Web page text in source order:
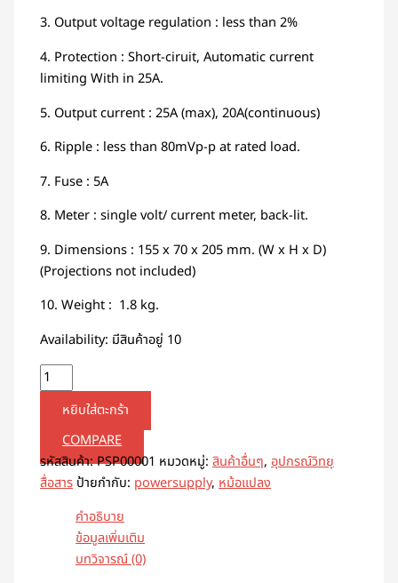
3. Output voltage regulation : less than 2%
4. Protection : Short-ciruit, Automatic current
limiting With in 25A.
5. Output current : 25A (max), 20A(continuous)
6. Ripple : less than 80mVp-p at rated load.
7. Fuse : 5A
8. Meter : single volt/ current meter, back-lit.
9. Dimensions : 155 x 70 x 205 mm. (W x H x D)
(Projections not included)
10. Weight : 1.8 kg.
Availability: มีสินค้าอยู่ 10
หยิบใส่ตะกร้า
COMPARE
รหัสสินค้า:PSP00001 หมวดหมู่:สินค้าอื่นๆ,อุปกรณ์วิทยุ
สื่อสาร ป้ายกำกับ: powersupply,หม้อแปลง
คำอธิบาย
ข้อมูลเพิ่มเติม
บทวิจารณ์ (0)